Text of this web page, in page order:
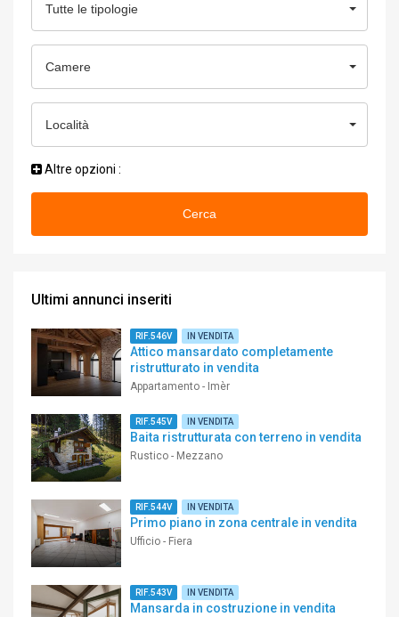
Tutte le tipologie
Camere
Località
Altre opzioni :
Cerca
Ultimi annunci inseriti
RIF.546V IN VENDITA
Attico mansardato completamente
ristrutturato in vendita
Appartamento - Imèr
RIF.545V IN VENDITA
Baita ristrutturata con terreno in vendita
Rustico - Mezzano
RIF.544V IN VENDITA
Primo piano in zona centrale in vendita
Ufficio - Fiera
RIF.543V IN VENDITA
Mansarda in costruzione in vendita